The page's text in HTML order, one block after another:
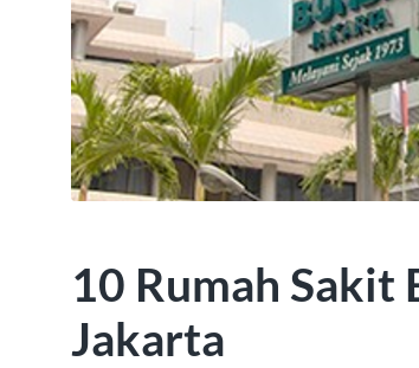
10 Rumah Sakit
Jakarta